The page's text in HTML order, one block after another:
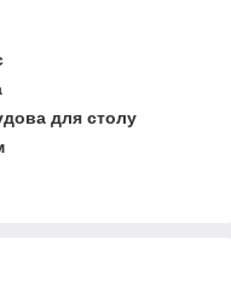
для столу